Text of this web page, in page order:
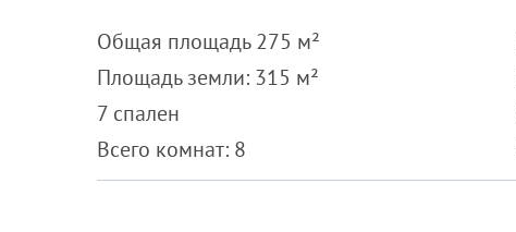
Общая площадь 275 м²
Площадь земли: 315 м²
7 спален
Всего комнат: 8